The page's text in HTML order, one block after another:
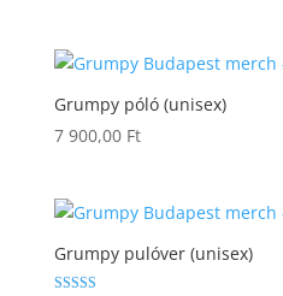
Grumpy póló (unisex)
7 900,00 Ft
Grumpy pulóver (unisex)